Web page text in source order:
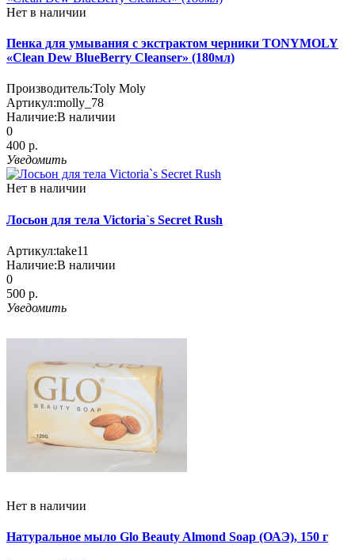
Нет в наличии
Пенка для умывания с экстрактом черники TONYMOLY
«Clean Dew BlueBerry Cleanser» (180мл)
Производитель:Toly Moly
Артикул:molly_78
Наличие:В наличии
0
400 р.
Уведомить
Нет в наличии
Лосьон для тела Victoria`s Secret Rush
Артикул:take11
Наличие:В наличии
0
500 р.
Уведомить
Нет в наличии
Натуральное мыло Glo Beauty Almond Soap (ОАЭ), 150 г